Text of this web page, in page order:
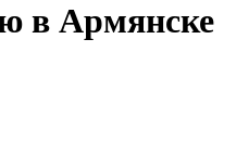
в Армянске